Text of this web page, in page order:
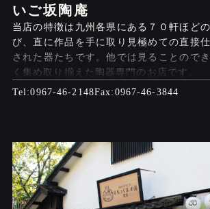
いご坂陶庵
当店の特徴は九州各県にある７０軒ほど
び、直に作品を手に取り見極めての直接
された器たちです。他では見ることので
く集め取り揃えた陶器専門のお店です。
0967-46-2148
0967-46-3844